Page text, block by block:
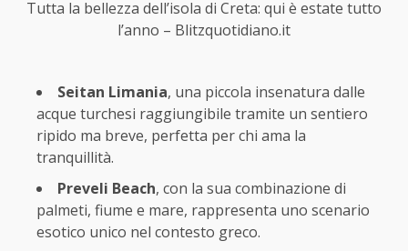
Tutta la bellezza dell’isola di Creta: qui è estate tutto
l’anno – Blitzquotidiano.it
Seitan Limania, una piccola insenatura dalle
acque turchesi raggiungibile tramite un sentiero
ripido ma breve, perfetta per chi ama la
tranquillità.
Preveli Beach, con la sua combinazione di
palmeti, fiume e mare, rappresenta uno scenario
esotico unico nel contesto greco.